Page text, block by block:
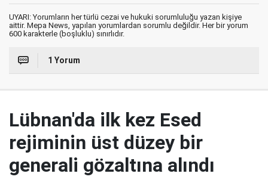
UYARI: Yorumların her türlü cezai ve hukuki sorumluluğu yazan kişiye
aittir. Mepa News, yapılan yorumlardan sorumlu değildir. Her bir yorum
600 karakterle (boşluklu) sınırlıdır.
1 Yorum
Lübnan'da ilk kez Esed
rejiminin üst düzey bir
generali gözaltına alındı